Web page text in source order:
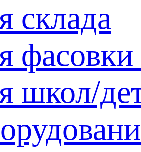
склада
фасовки
школ/